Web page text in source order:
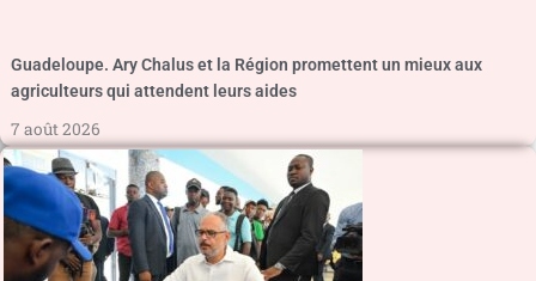
Guadeloupe. Ary Chalus et la Région promettent un mieux aux
agriculteurs qui attendent leurs aides
7 août 2026